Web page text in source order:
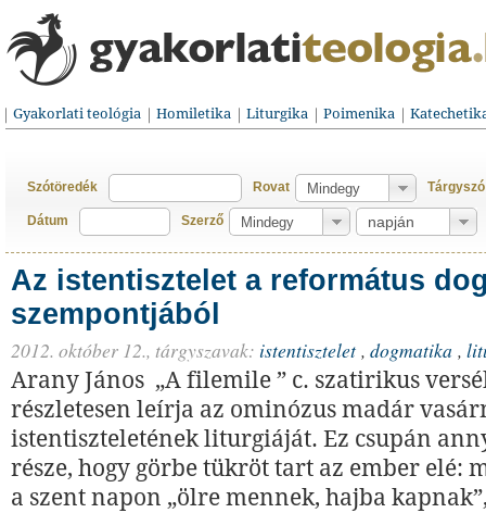
Gyakorlati teológia Homiletika Liturgika Poimenika
Szótöredék Rovat Tárgyszó
Dátum Szerző
Az istentisztelet a református
szempontjából
2012. október 12., tárgyszavak: istentisztelet , dogmatika ,
Arany János „A filemile ” c. szatirikus
részletesen leírja az ominózus madár
istentiszteletének liturgiáját. Ez csupán
része, hogy görbe tükröt tart az ember elé:
a szent napon „ölre mennek, hajba